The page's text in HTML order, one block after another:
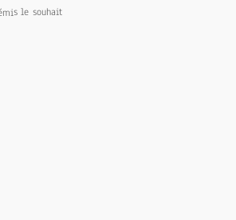
le souhait